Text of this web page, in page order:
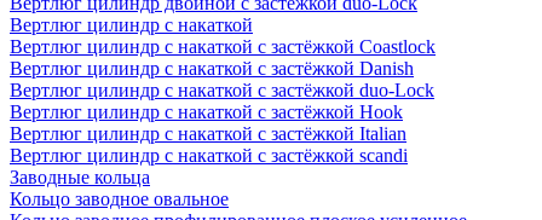
Вертлюг цилиндр с накаткой
Вертлюг цилиндр с накаткой с застёжкой Coastlock
Вертлюг цилиндр с накаткой с застёжкой Danish
Вертлюг цилиндр с накаткой с застёжкой duo-Lock
Вертлюг цилиндр с накаткой с застёжкой Hook
Вертлюг цилиндр с накаткой с застёжкой Italian
Вертлюг цилиндр с накаткой с застёжкой scandi
Заводные кольца
Кольцо заводное овальное